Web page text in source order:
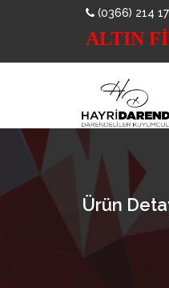
(0366) 214
ALTIN
Ürün